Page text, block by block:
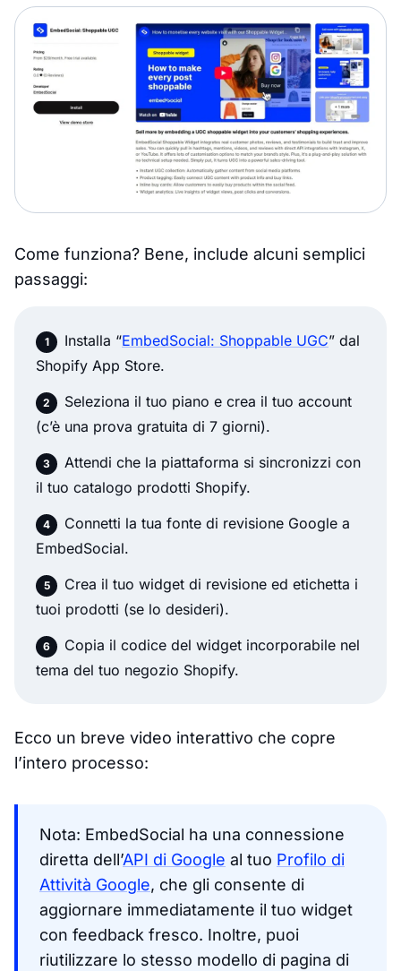
Come funziona? Bene, include alcuni semplici
passaggi:
Installa “EmbedSocial: Shoppable UGC” dal
Shopify App Store.
Seleziona il tuo piano e crea il tuo account
(c’è una prova gratuita di 7 giorni).
Attendi che la piattaforma si sincronizzi con
il tuo catalogo prodotti Shopify.
Connetti la tua fonte di revisione Google a
EmbedSocial.
Crea il tuo widget di revisione ed etichetta i
tuoi prodotti (se lo desideri).
Copia il codice del widget incorporabile nel
tema del tuo negozio Shopify.
Ecco un breve video interattivo che copre
l’intero processo:
Nota: EmbedSocial ha una connessione
diretta dell’API di Google al tuo Profilo di
Attività Google, che gli consente di
aggiornare immediatamente il tuo widget
con feedback fresco. Inoltre, puoi
riutilizzare lo stesso modello di pagina di